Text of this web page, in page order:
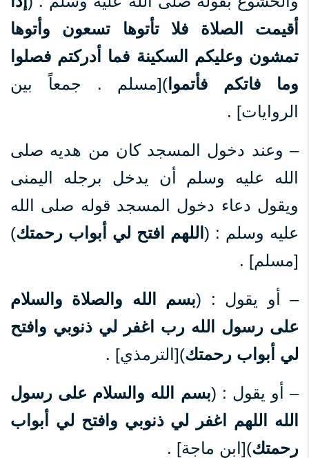
أقيمت الصلاة فلا تأتوها تسعون وأتوها
تمشون وعليكم السكينة فما أدركتم فصلوا
وما فاتكم فأتموا )[مسلم . جمعاً بين
الروايات] .
– وعند دخول المسجد كان من هديه صلى
الله عليه وسلم أن يدخل برجله اليمنى
ويقول دعاء دخول المسجد قوله صلى الله
عليه وسلم : ( اللهم افتح لي أبواب رحمتك)
[مسلم] .
– أو يقول : (بسم الله والصلاة والسلام
على رسول الله رب اغفر لي ذنوبي وافتح
لي أبواب رحمتك)[الترمذي] .
– أو يقول : (بسم الله والسلام على رسول
الله اللهم اغفر لي ذنوبي وافتح لي أبواب
رحمتك)[ابن ماجة] .